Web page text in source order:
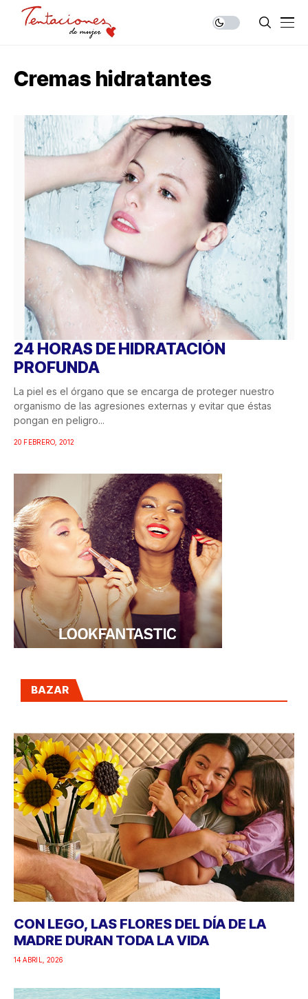
Cremas hidratantes
24 HORAS DE HIDRATACIÓN
PROFUNDA
La piel es el órgano que se encarga de proteger nuestro
organismo de las agresiones externas y evitar que éstas
pongan en peligro...
20 FEBRERO, 2012
BAZAR
CON LEGO, LAS FLORES DEL DÍA DE LA
MADRE DURAN TODA LA VIDA
14 ABRIL, 2026